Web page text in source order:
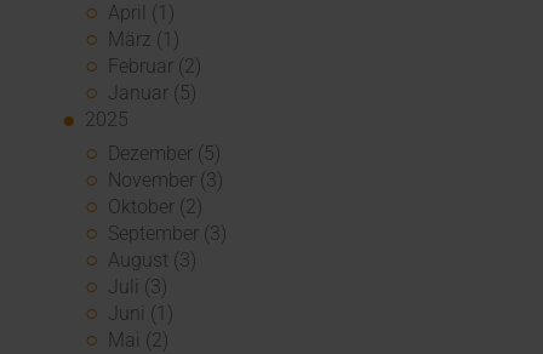
April (1)
März (1)
Februar (2)
Januar (5)
2025
Dezember (5)
November (3)
Oktober (2)
September (3)
August (3)
Juli (3)
Juni (1)
Mai (2)